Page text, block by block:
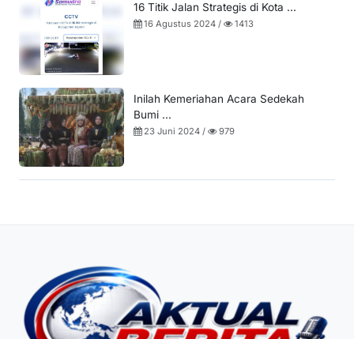
16 Titik Jalan Strategis di Kota ...
16 Agustus 2024 / 1413
Inilah Kemeriahan Acara Sedekah
Bumi ...
23 Juni 2024 / 979